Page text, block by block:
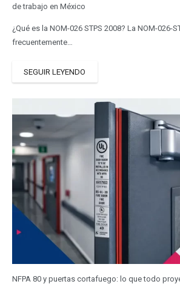
de trabajo en México
¿Qué es la NOM-026 STPS 2008? La NOM-026-
frecuentemente…
SEGUIR LEYENDO
NFPA 80 y puertas cortafuego: lo que todo